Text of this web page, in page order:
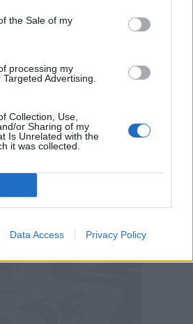
the Sale of my
processing my
Advertising.
Collection, Use,
or Sharing of my
Is Unrelated with the
it was collected.
Data Access Privacy Policy
dallo stadio Olimpico di
6 gennaio alle ore
- Fiorentina è disponibile
DAZN per dispositivi mobile
al sito ufficiale della